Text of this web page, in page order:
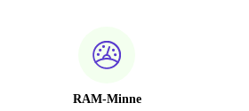
RAM-Minne